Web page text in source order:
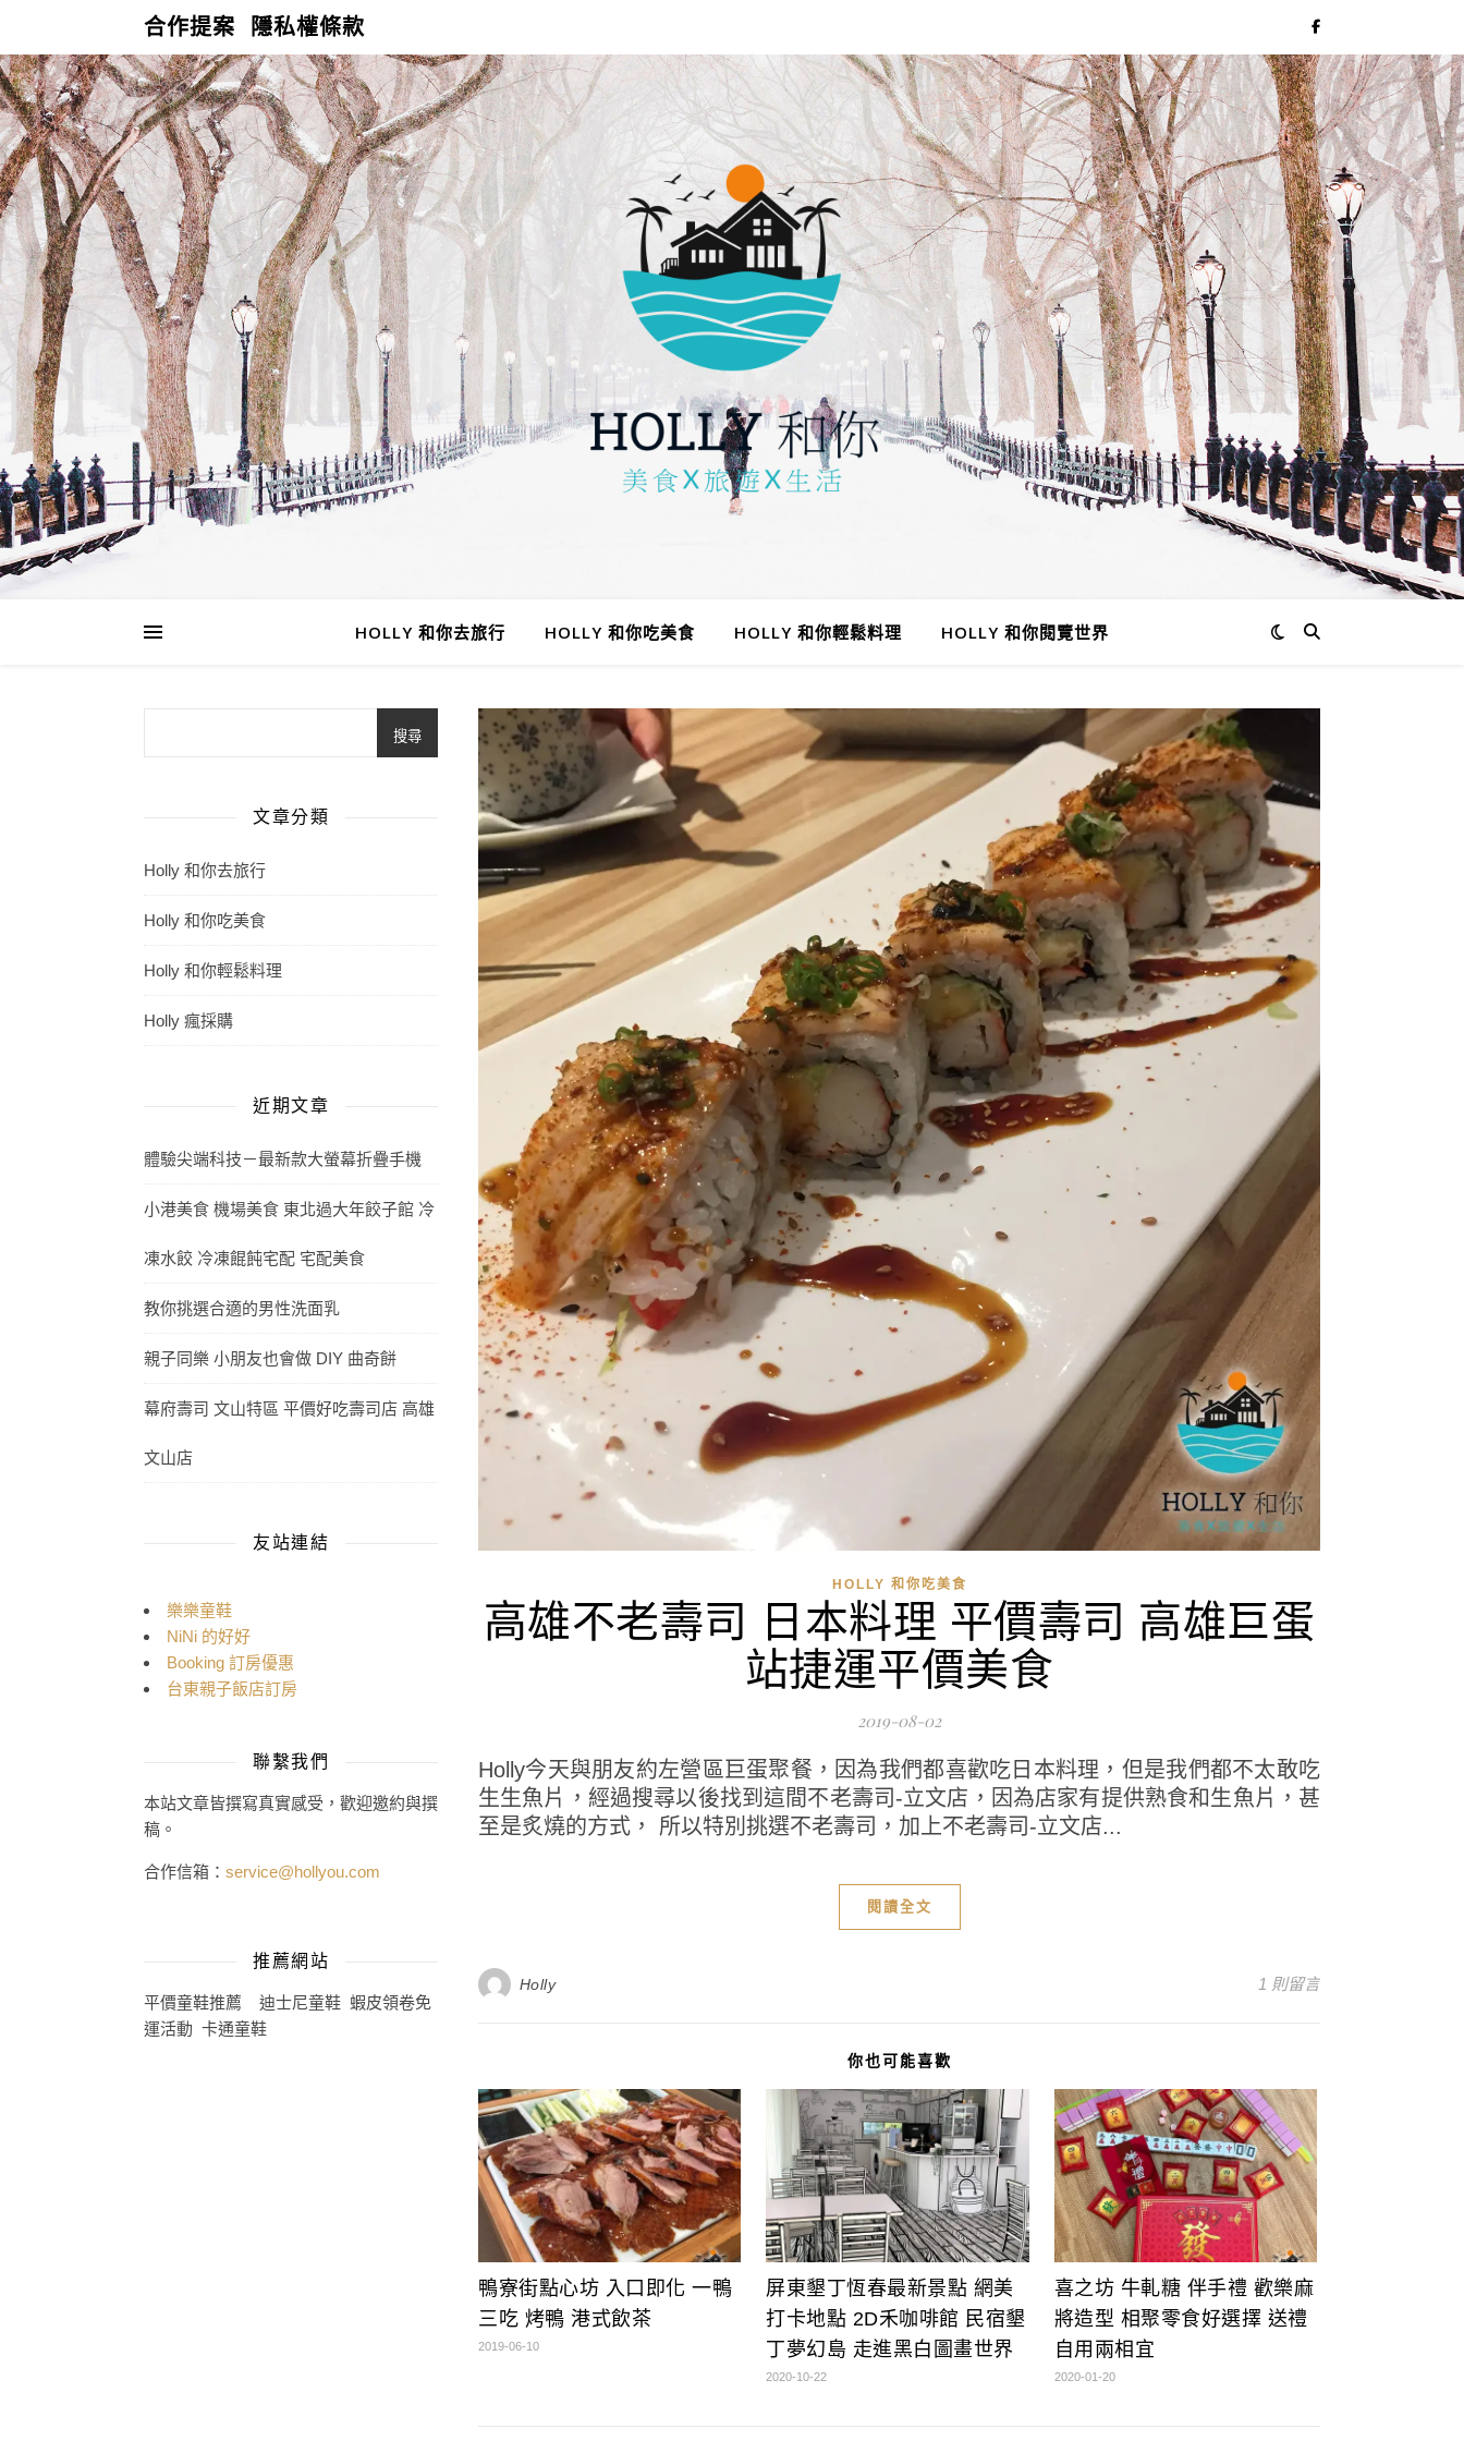
合作提案 隱私權條款
HOLLY 和你去旅行 HOLLY 和你吃美食 HOLLY 和你輕鬆料理 HOLLY 和你閱覽世界
搜尋
文章分類
Holly 和你去旅行
Holly 和你吃美食
Holly 和你輕鬆料理
Holly 瘋採購
近期文章
體驗尖端科技－最新款大螢幕折疊手機
小港美食 機場美食 東北過大年餃子館 冷
凍水餃 冷凍餛飩宅配 宅配美食
教你挑選合適的男性洗面乳
親子同樂 小朋友也會做 DIY 曲奇餅
幕府壽司 文山特區 平價好吃壽司店 高雄
文山店
友站連結
樂樂童鞋
NiNi 的好好
Booking 訂房優惠
台東親子飯店訂房
聯繫我們
本站文章皆撰寫真實感受，歡迎邀約與撰
稿。
合作信箱： service@hollyou.com
推薦網站
平價童鞋推薦 迪士尼童鞋 蝦皮領卷免
運活動 卡通童鞋
HOLLY 和你吃美食
高雄不老壽司 日本料理 平價壽司 高雄巨蛋
站捷運平價美食
2019-08-02
Holly今天與朋友約左營區巨蛋聚餐，因為我們都喜歡吃日本料理，但是我們都不太敢吃
生生魚片，經過搜尋以後找到這間不老壽司-立文店，因為店家有提供熟食和生魚片，甚
至是炙燒的方式， 所以特別挑選不老壽司，加上不老壽司-立文店...
閱讀全文
Holly 1 則留言
你也可能喜歡
鴨寮街點心坊 入口即化 一鴨
三吃 烤鴨 港式飲茶
2019-06-10
屏東墾丁恆春最新景點 網美
打卡地點 2D禾咖啡館 民宿墾
丁夢幻島 走進黑白圖畫世界
2020-10-22
喜之坊 牛軋糖 伴手禮 歡樂麻
將造型 相聚零食好選擇 送禮
自用兩相宜
2020-01-20